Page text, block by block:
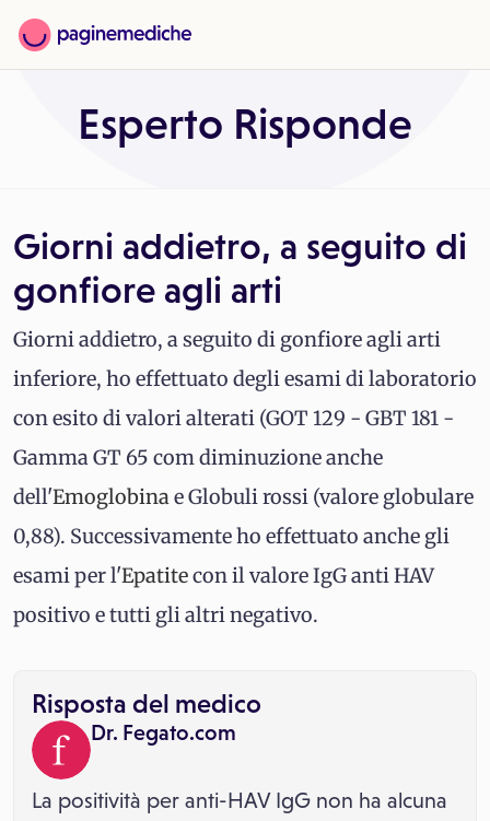
Esperto Risponde
Giorni addietro, a seguito di
gonfiore agli arti
Giorni addietro, a seguito di gonfiore agli arti
inferiore, ho effettuato degli esami di laboratorio
con esito di valori alterati (GOT 129 - GBT 181 -
Gamma GT 65 com diminuzione anche
dell'Emoglobinae Globuli rossi (valore globulare
0,88). Successivamente ho effettuato anche gli
esami per l'Epatitecon il valore IgG anti HAV
positivo e tutti gli altri negativo.
Risposta del medico
Dr. Fegato.com
La positività per anti-HAV IgG non ha alcuna